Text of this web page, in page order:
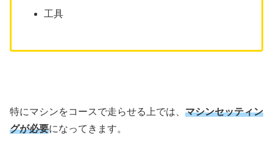
工具
特にマシンをコースで走らせる上では、 マシンセッティン
グが必要になってきます。